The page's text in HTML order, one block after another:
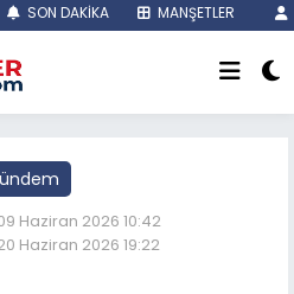
SON DAKİKA MANŞETLER
Haziran 2026 10:42
Haziran 2026 19:22